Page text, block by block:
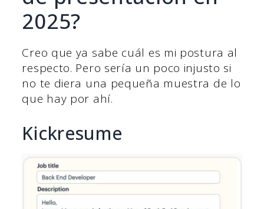
2025?
Creo que ya sabe cuál es mi postura al
respecto. Pero sería un poco injusto si
no te diera una pequeña muestra de lo
que hay por ahí.
Kickresume